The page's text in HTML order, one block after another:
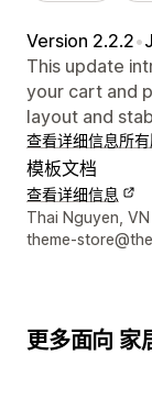
Version 2.2.2•
This update
your cart and
layout and
查看详细信息所
模板文档
查看详细信息
设计师联系方式
Thai Nguyen, VN
theme-
更多面向 家